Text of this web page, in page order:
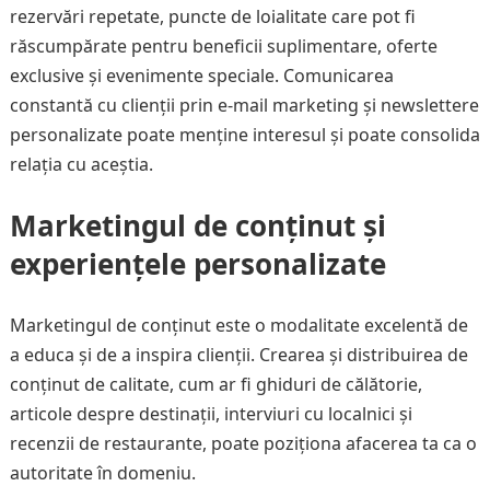
rezervări repetate, puncte de loialitate care pot fi
răscumpărate pentru beneficii suplimentare, oferte
exclusive și evenimente speciale. Comunicarea
constantă cu clienții prin e-mail marketing și newslettere
personalizate poate menține interesul și poate consolida
relația cu aceștia.
Marketingul de conținut și
experiențele personalizate
Marketingul de conținut este o modalitate excelentă de
a educa și de a inspira clienții. Crearea și distribuirea de
conținut de calitate, cum ar fi ghiduri de călătorie,
articole despre destinații, interviuri cu localnici și
recenzii de restaurante, poate poziționa afacerea ta ca o
autoritate în domeniu.